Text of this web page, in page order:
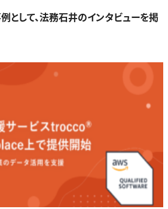
として、法務石井のインタビューを掲